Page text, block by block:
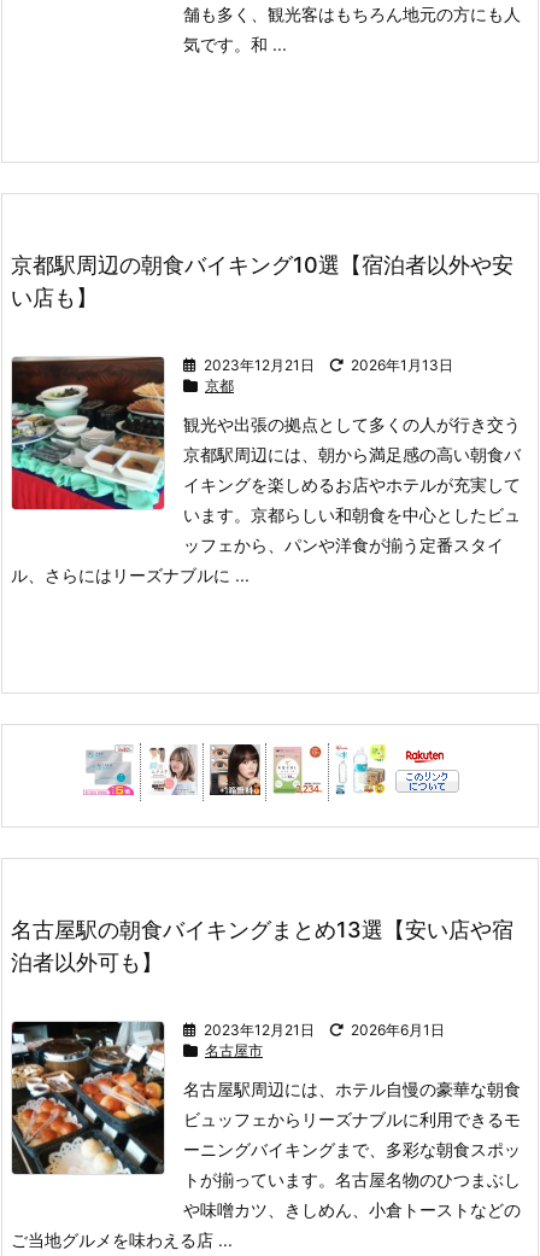
舗も多く、観光客はもちろん地元の方にも人
気です。 和 ...
京都駅周辺の朝食バイキング10選【宿泊者以外や安
い店も】
2023年12月21日
2026年1月13日
京都
観光や出張の拠点として多くの人が行き交う
京都駅周辺には、朝から満足感の高い朝食バ
イキングを楽しめるお店やホテルが充実して
います。 京都らしい和朝食を中心としたビュ
ッフェから、パンや洋食が揃う定番スタイ
ル、さらにはリーズナブルに ...
名古屋駅の朝食バイキングまとめ13選【安い店や宿
泊者以外可も】
2023年12月21日
2026年6月1日
名古屋市
名古屋駅周辺には、ホテル自慢の豪華な朝食
ビュッフェからリーズナブルに利用できるモ
ーニングバイキングまで、多彩な朝食スポッ
トが揃っています。 名古屋名物のひつまぶし
や味噌カツ、きしめん、小倉トーストなどの
ご当地グルメを味わえる店 ...